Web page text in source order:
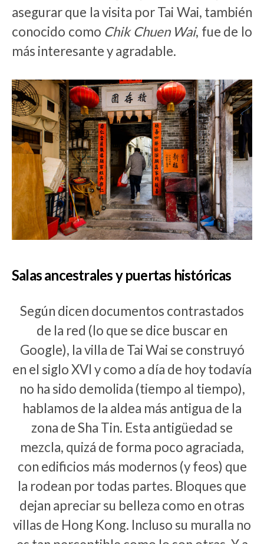
asegurar que la visita por Tai Wai, también
conocido como Chik Chuen Wai, fue de lo
más interesante y agradable.
Salas ancestrales y puertas históricas
Según dicen documentos contrastados
de la red (lo que se dice buscar en
Google), la villa de Tai Wai se construyó
en el siglo XVI y como a día de hoy todavía
no ha sido demolida (tiempo al tiempo),
hablamos de la aldea más antigua de la
zona de Sha Tin. Esta antigüedad se
mezcla, quizá de forma poco agraciada,
con edificios más modernos (y feos) que
la rodean por todas partes. Bloques que
dejan apreciar su belleza como en otras
villas de Hong Kong. Incluso su muralla no